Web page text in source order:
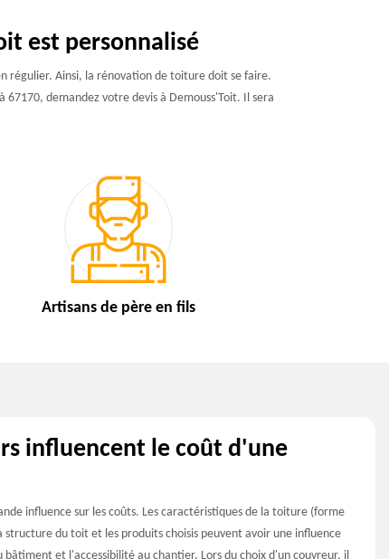
est personnalisé
régulier. Ainsi, la rénovation de toiture doit se faire.
demandez votre devis à Demouss'Toit. Il sera
Artisans de père en fils
influencent le coût d'une
influence sur les coûts. Les caractéristiques de la toiture (forme
du toit et les produits choisis peuvent avoir une influence
et l'accessibilité au chantier. Lors du choix d'un couvreur, il